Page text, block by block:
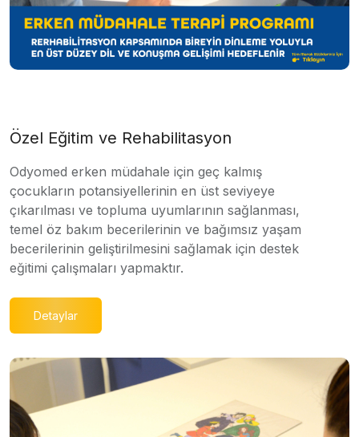
Özel Eğitim ve Rehabilitasyon
Odyomed erken müdahale için geç kalmış
çocukların potansiyellerinin en üst seviyeye
çıkarılması ve topluma uyumlarının sağlanması,
temel öz bakım becerilerinin ve bağımsız yaşam
becerilerinin geliştirilmesini sağlamak için destek
eğitimi çalışmaları yapmaktır.
Detaylar